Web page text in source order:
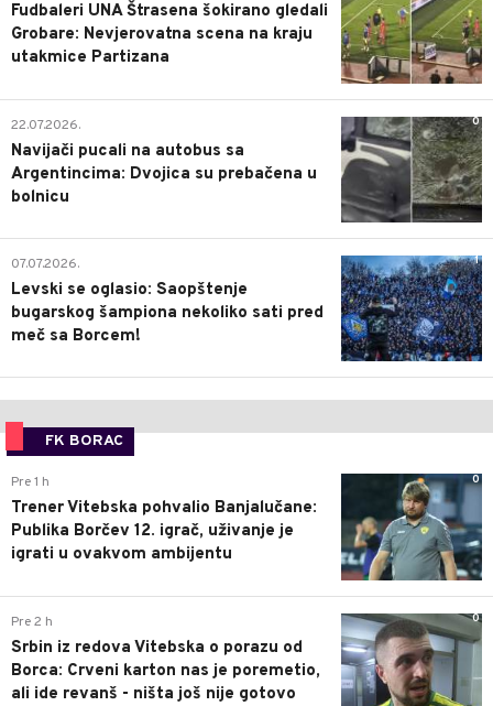
Fudbaleri UNA Štrasena šokirano gledali
Grobare: Nevjerovatna scena na kraju
utakmice Partizana
0
22.07.2026.
Navijači pucali na autobus sa
Argentincima: Dvojica su prebačena u
bolnicu
1
07.07.2026.
Levski se oglasio: Saopštenje
bugarskog šampiona nekoliko sati pred
meč sa Borcem!
FK BORAC
0
Pre 1 h
Trener Vitebska pohvalio Banjalučane:
Publika Borčev 12. igrač, uživanje je
igrati u ovakvom ambijentu
0
Pre 2 h
Srbin iz redova Vitebska o porazu od
Borca: Crveni karton nas je poremetio,
ali ide revanš - ništa još nije gotovo